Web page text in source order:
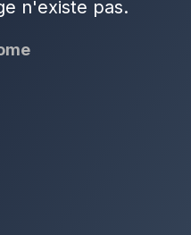
n'existe pas.